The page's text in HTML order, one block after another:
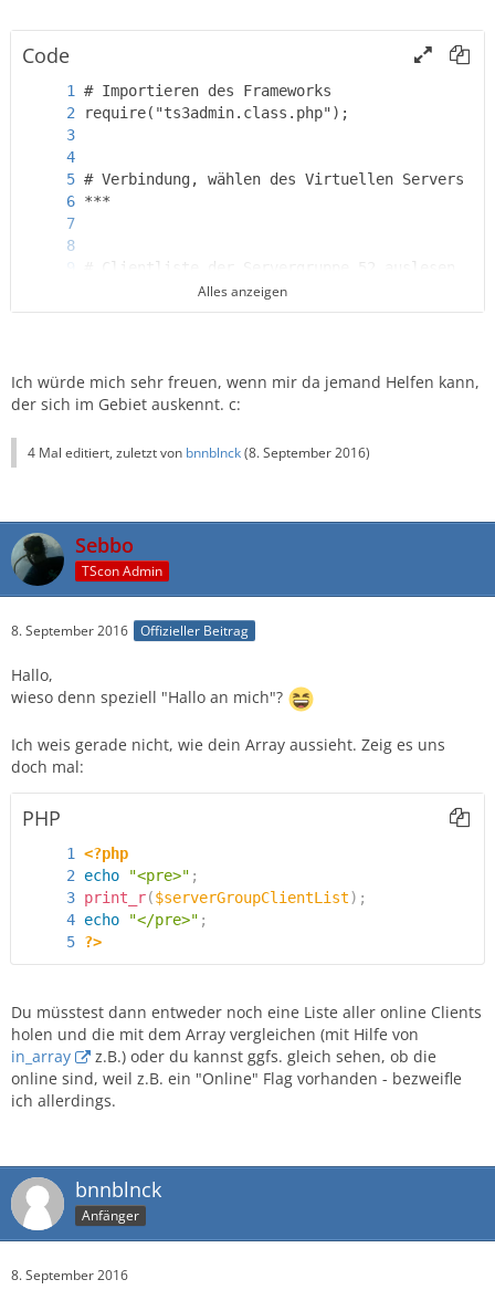
Code
echo $supsOn;
Alles anzeigen
Ich würde mich sehr freuen, wenn mir da jemand Helfen kann,
der sich im Gebiet auskennt. c:
4 Mal editiert, zuletzt von bnnblnck(8. September 2016)
Sebbo
TScon Admin
8. September 2016 Offizieller Beitrag
Hallo,
wieso denn speziell "Hallo an mich"?
Ich weis gerade nicht, wie dein Array aussieht. Zeig es uns
doch mal:
PHP
<?php
echo
"<pre>" ;
print_r($serverGroupClientList) ;
echo
"</pre>" ;
?>
Du müsstest dann entweder noch eine Liste aller online Clients
holen und die mit dem Array vergleichen (mit Hilfe von
in_array
z.B.) oder du kannst ggfs. gleich sehen, ob die
online sind, weil z.B. ein "Online" Flag vorhanden - bezweifle
ich allerdings.
bnnblnck
Anfänger
8. September 2016